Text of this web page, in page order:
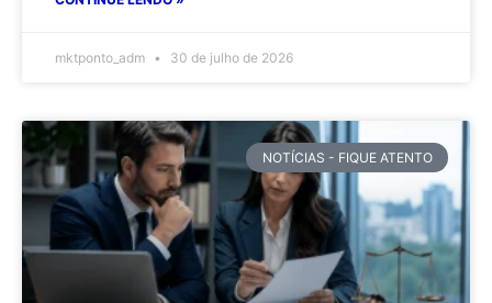
mktponto_adm 30 de julho de 2026
NOTÍCIAS - FIQUE ATENTO